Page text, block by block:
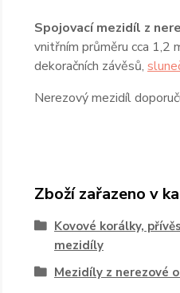
Spojovací mezidíl z
vnitřním průměru cca 1,2
dekoračních závěsů,
Nerezový mezidíl
Zboží zařazeno v
Kovové korálky,
mezidíly
Mezidíly z nerezové